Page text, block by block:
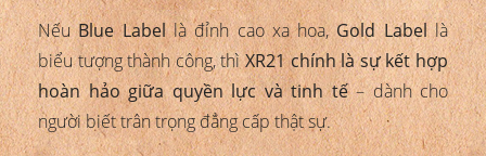
NếuBlue Labellà đỉnh cao xa hoa,Gold Labellà
biểu tượng thành công, thìXR21 chính là sự kết hợp
hoàn hảo giữa quyền lực và tinh tế– dành cho
người biết trân trọng đẳng cấp thật sự.